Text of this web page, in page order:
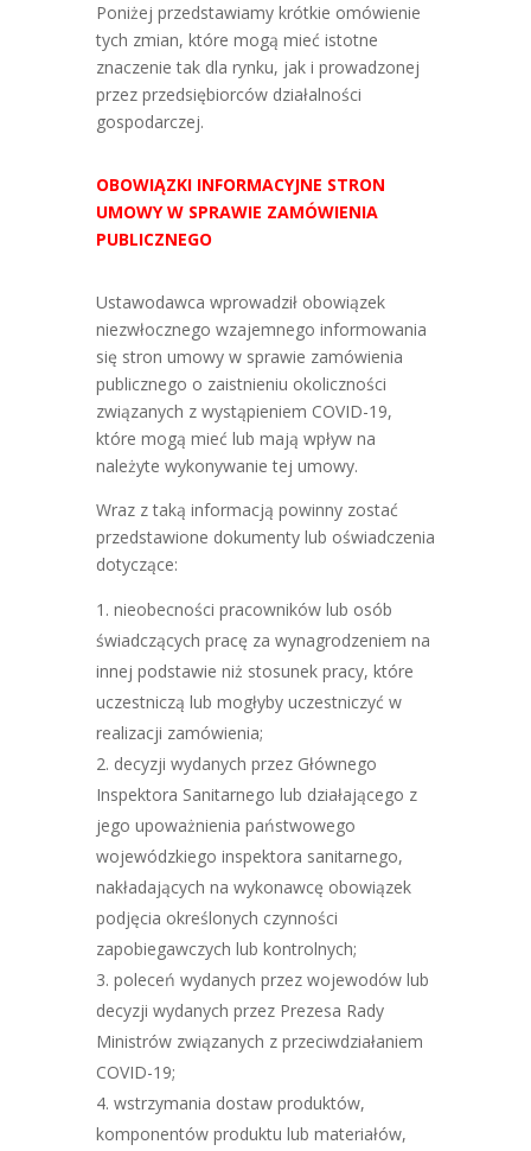
Poniżej przedstawiamy krótkie omówienie
tych zmian, które mogą mieć istotne
znaczenie tak dla rynku, jak i prowadzonej
przez przedsiębiorców działalności
gospodarczej.
OBOWIĄZKI INFORMACYJNE STRON
UMOWY W SPRAWIE ZAMÓWIENIA
PUBLICZNEGO
Ustawodawca wprowadził obowiązek
niezwłocznego wzajemnego informowania
się stron umowy w sprawie zamówienia
publicznego o zaistnieniu okoliczności
związanych z wystąpieniem COVID-19,
które mogą mieć lub mają wpływ na
należyte wykonywanie tej umowy.
Wraz z taką informacją powinny zostać
przedstawione dokumenty lub oświadczenia
dotyczące:
nieobecności pracowników lub osób
świadczących pracę za wynagrodzeniem na
innej podstawie niż stosunek pracy, które
uczestniczą lub mogłyby uczestniczyć w
realizacji zamówienia;
decyzji wydanych przez Głównego
Inspektora Sanitarnego lub działającego z
jego upoważnienia państwowego
wojewódzkiego inspektora sanitarnego,
nakładających na wykonawcę obowiązek
podjęcia określonych czynności
zapobiegawczych lub kontrolnych;
poleceń wydanych przez wojewodów lub
decyzji wydanych przez Prezesa Rady
Ministrów związanych z przeciwdziałaniem
COVID-19;
wstrzymania dostaw produktów,
komponentów produktu lub materiałów,